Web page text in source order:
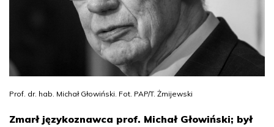
Prof. dr. hab. Michał Głowiński. Fot. PAP/T. Żmijewski
Zmarł językoznawca prof. Michał Głowiński; był